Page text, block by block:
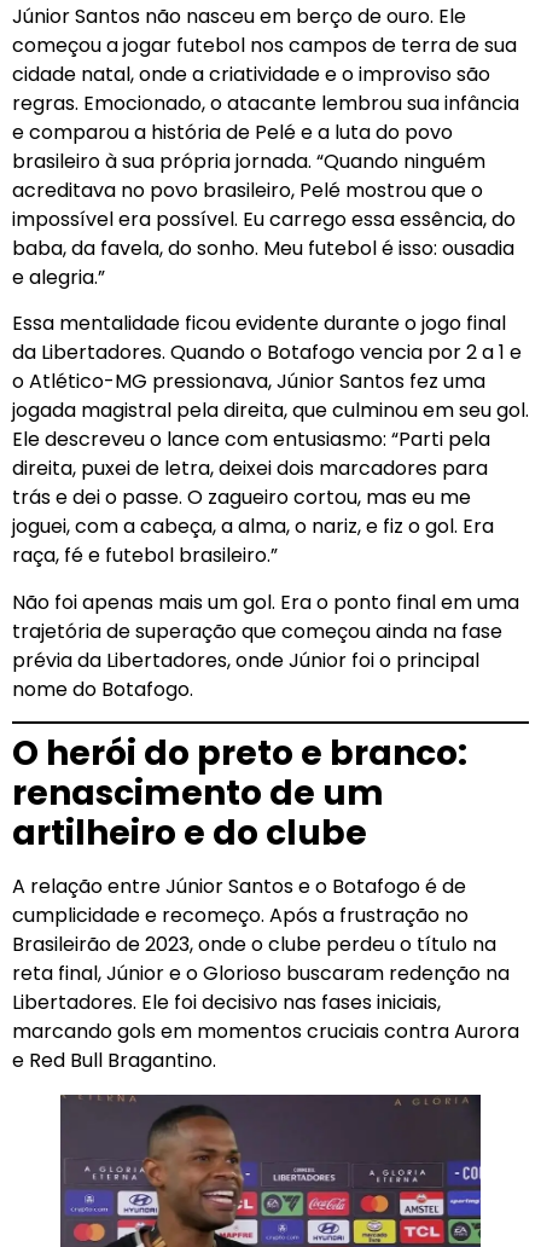
Júnior Santos não nasceu em berço de ouro. Ele
começou a jogar futebol nos campos de terra de sua
cidade natal, onde a criatividade e o improviso são
regras. Emocionado, o atacante lembrou sua infância
e comparou a história de Pelé e a luta do povo
brasileiro à sua própria jornada. “Quando ninguém
acreditava no povo brasileiro, Pelé mostrou que o
impossível era possível. Eu carrego essa essência, do
baba, da favela, do sonho. Meu futebol é isso: ousadia
e alegria.”
Essa mentalidade ficou evidente durante o jogo final
da Libertadores. Quando o Botafogo vencia por 2 a 1 e
o Atlético-MG pressionava, Júnior Santos fez uma
jogada magistral pela direita, que culminou em seu gol.
Ele descreveu o lance com entusiasmo: “Parti pela
direita, puxei de letra, deixei dois marcadores para
trás e dei o passe. O zagueiro cortou, mas eu me
joguei, com a cabeça, a alma, o nariz, e fiz o gol. Era
raça, fé e futebol brasileiro.”
Não foi apenas mais um gol. Era o ponto final em uma
trajetória de superação que começou ainda na fase
prévia da Libertadores, onde Júnior foi o principal
nome do Botafogo.
O herói do preto e branco:
renascimento de um
artilheiro e do clube
A relação entre Júnior Santos e o Botafogo é de
cumplicidade e recomeço. Após a frustração no
Brasileirão de 2023, onde o clube perdeu o título na
reta final, Júnior e o Glorioso buscaram redenção na
Libertadores. Ele foi decisivo nas fases iniciais,
marcando gols em momentos cruciais contra Aurora
e Red Bull Bragantino.